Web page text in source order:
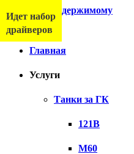
Перейти к содержимому
Меню
Главная
Услуги
Танки за ГК
121B
M60
Идет набор
драйверов